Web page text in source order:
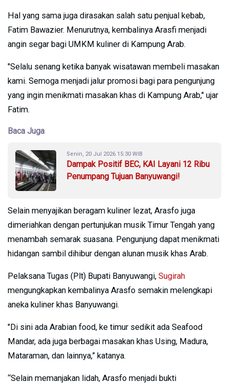
Hal yang sama juga dirasakan salah satu penjual kebab,
Fatim Bawazier. Menurutnya, kembalinya Arasfi menjadi
angin segar bagi UMKM kuliner di Kampung Arab.
"Selalu senang ketika banyak wisatawan membeli masakan
kami. Semoga menjadi jalur promosi bagi para pengunjung
yang ingin menikmati masakan khas di Kampung Arab," ujar
Fatim.
Baca Juga
Senin, 20 Jul 2026 15:30 WIB
Dampak Positif BEC, KAI Layani 12 Ribu
Penumpang Tujuan Banyuwangi!
Selain menyajikan beragam kuliner lezat, Arasfo juga
dimeriahkan dengan pertunjukan musik Timur Tengah yang
menambah semarak suasana. Pengunjung dapat menikmati
hidangan sambil dihibur dengan alunan musik khas Arab.
Pelaksana Tugas (Plt) Bupati Banyuwangi, Sugirah
mengungkapkan kembalinya Arasfo semakin melengkapi
aneka kuliner khas Banyuwangi.
"Di sini ada Arabian food, ke timur sedikit ada Seafood
Mandar, ada juga berbagai masakan khas Using, Madura,
Mataraman, dan lainnya,” katanya.
“Selain memanjakan lidah, Arasfo menjadi bukti